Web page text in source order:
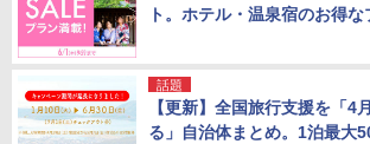
ト。ホテル・温泉宿のお得
話題
【更新】全国旅行支援を「4
る」自治体まとめ。1泊最大